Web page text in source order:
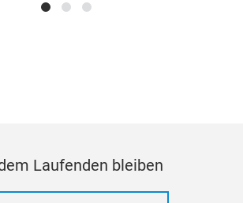
Laufenden bleiben